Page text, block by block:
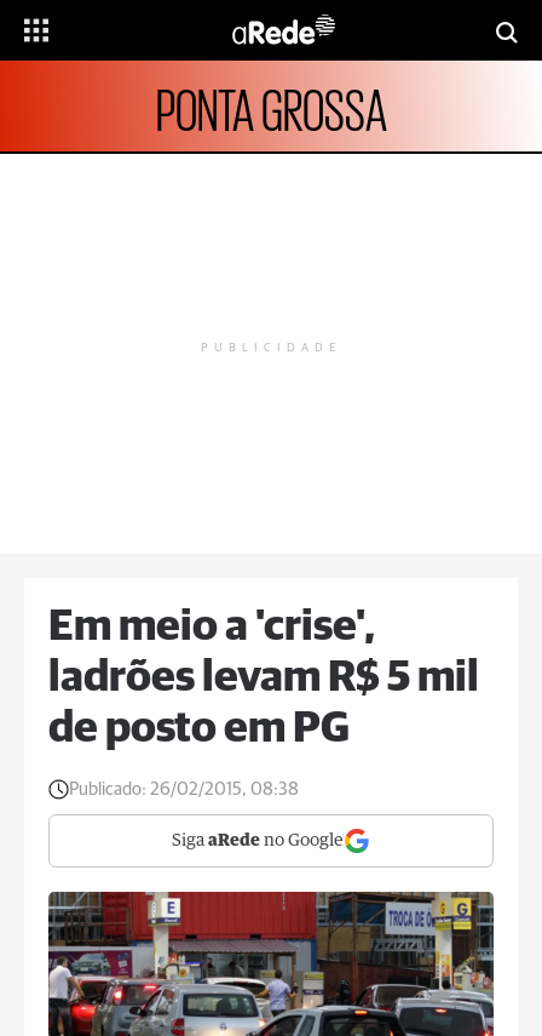
PONTA GROSSA
PUBLICIDADE
Em meio a 'crise',
ladrões levam R$ 5 mil
de posto em PG
Publicado: 26/02/2015, 08:38
Siga aRede no Google